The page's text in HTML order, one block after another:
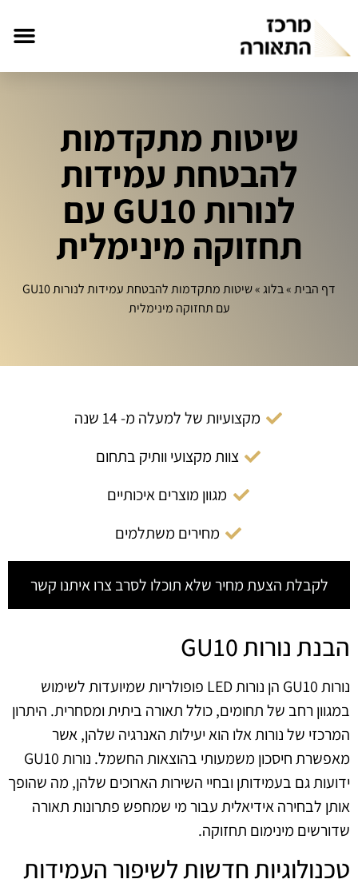
שיטות מתקדמות
להבטחת עמידות
לנורות GU10 עם
תחזוקה מינימלית
דף הבית»בלוג»
שיטות מתקדמות להבטחת עמידות לנורות GU10
עם תחזוקה מינימלית
מקצועיות של למעלה מ- 14 שנה
צוות מקצועי וותיק בתחום
מגוון מוצרים איכותיים
מחירים משתלמים
לקבלת הצעת מחיר שלא תוכלו לסרב צרו איתנו קשר
הבנת נורות GU10
נורות GU10 הן נורות LED פופולריות שמיועדות לשימוש
במגוון רחב של תחומים, כולל תאורה ביתית ומסחרית. היתרון
המרכזי של נורות אלו הוא יעילות האנרגיה שלהן, אשר
מאפשרת חיסכון משמעותי בהוצאות החשמל. נורות GU10
ידועות גם בעמידותן ובחיי השירות הארוכים שלהן, מה שהופך
אותן לבחירה אידיאלית עבור מי שמחפש פתרונות תאורה
שדורשים מינימום תחזוקה.
טכנולוגיות חדשות לשיפור העמידות